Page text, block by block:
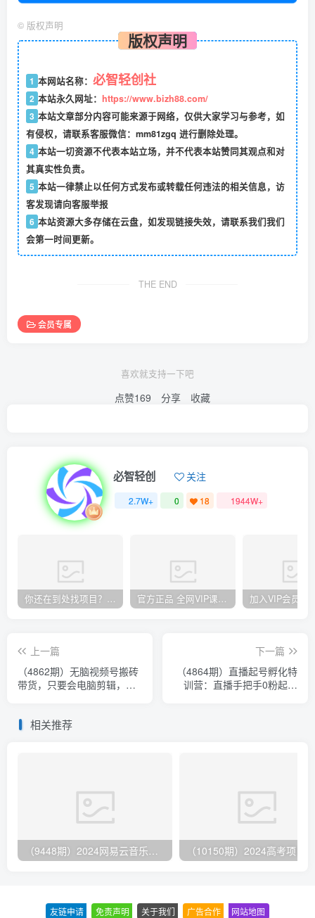
© 版权声明
版权声明
1 本网站名称： 必智轻创社
2 本站永久网址： https://www.bizh88.com/
3 本站文章部分内容可能来源于网络，仅供大家学习与参考，如
有侵权，请联系客服微信：mm81zgq 进行删除处理。
4 本站一切资源不代表本站立场，并不代表本站赞同其观点和对
其真实性负责。
5 本站一律禁止以任何方式发布或转载任何违法的相关信息，访
客发现请向客服举报
6 本站资源大多存储在云盘，如发现链接失效，请联系我们我们
会第一时间更新。
THE END
会员专属
喜欢就支持一下吧
点赞169 分享 收藏
必智轻创 关注
2.7W+ 0 18 1944W+
你还在到处找项目？还在当韭菜？我却靠卖项目一个月赚5万，曾经我也和你一样懵懂。 官方正品 全网VIP课程 无损下载~
上一篇
（4862期）无脑视频号搬砖
带货，只要会电脑剪辑，无
下一篇
（4864期）直播起号孵化特
训营：直播手把手0粉起号
相关推荐
（9448期）2024网易云音乐人挂机项目，单机日入150+，无脑月入5000+
友链申请 免责声明 关于我们 广告合作 网站地图